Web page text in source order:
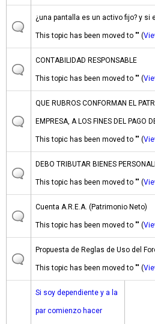
¿una pantalla es un activo fijo? y
This topic has been moved to "" (
CONTABILIDAD RESPONSABLE
This topic has been moved to "" (
QUE RUBROS CONFORMAN EL
EMPRESA, A LOS FINES DEL PAGO
This topic has been moved to "" (
DEBO TRIBUTAR BIENES
This topic has been moved to "" (
Cuenta A.R.E.A. (Patrimonio Neto)
This topic has been moved to "" (
Propuesta de Reglas de Uso del
This topic has been moved to "" (
Si soy dependiente y a la
par comienzo hacer